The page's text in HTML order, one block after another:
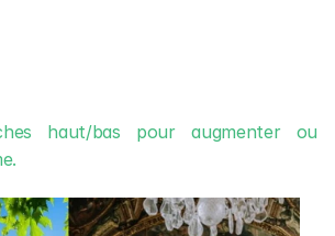
haut/bas pour augmenter ou